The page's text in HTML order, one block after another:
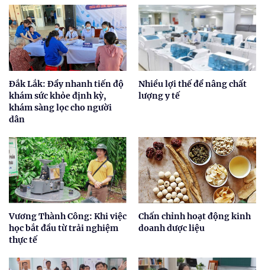
Đắk Lắk: Đẩy nhanh tiến độ
khám sức khỏe định kỳ,
khám sàng lọc cho người
dân
Nhiều lợi thế để nâng chất
lượng y tế
Vương Thành Công: Khi việc
học bắt đầu từ trải nghiệm
thực tế
Chấn chỉnh hoạt động kinh
doanh dược liệu